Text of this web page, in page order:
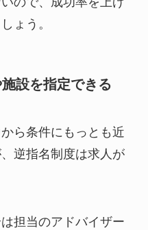
ょう。
設を指定できる
ら条件にもっとも近
逆指名制度は求人が
担当のアドバイザー